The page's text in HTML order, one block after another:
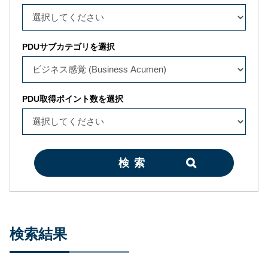
PDUサブカテゴリを選択
PDU取得ポイント数を選択
検索
検索結果